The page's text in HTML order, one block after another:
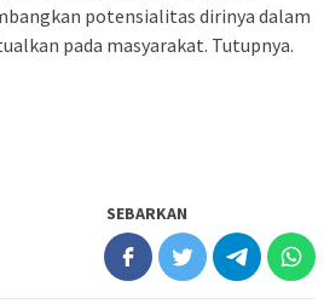
potensialitas dirinya dalam
pada masyarakat. Tutupnya.
SEBARKAN